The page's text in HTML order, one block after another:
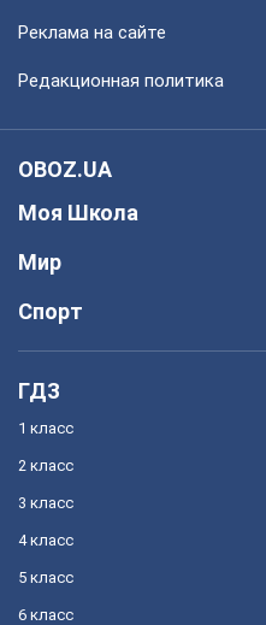
Реклама на сайте
Редакционная политика
OBOZ.UA
Моя Школа
Мир
Спорт
ГДЗ
1 класс
2 класс
3 класс
4 класс
5 класс
6 класс